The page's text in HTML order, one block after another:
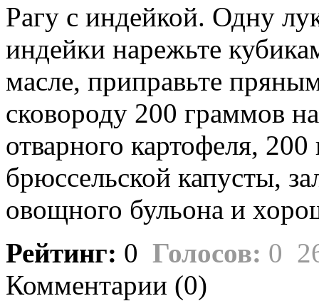
Рагу с индейкой. Одну
индейки нарежьте
масле, приправьте
сковороду 200 граммов
отварного картофеля,
брюссельской капусты,
овощного бульона и
Рейтинг: 0 Голосов: 0
Комментарии (0)